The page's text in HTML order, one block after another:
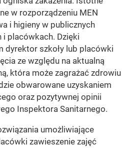
w rozporządzeniu MEN
i higieny w publicznych
i placówkach. Dzięki
dyrektor szkoły lub placówki
ze względu na aktualną
która może zagrażać zdrowiu
obwarowane uzyskaniem
oraz pozytywnej opinii
Inspektora Sanitarnego.
umożliwiające
zawieszenie zajęć